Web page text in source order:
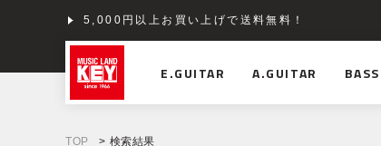
5,000円以上お買い上げで送料無料！
E.GUITAR A.GUITAR BASS
TOP > 検索結果